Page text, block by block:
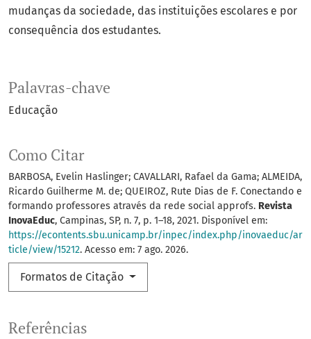
Palavras-chave
Educação
Como Citar
BARBOSA, Evelin Haslinger; CAVALLARI, Rafael da Gama; ALMEIDA,
Ricardo Guilherme M. de; QUEIROZ, Rute Dias de F. Conectando e
formando professores através da rede social approfs. Revista
InovaEduc, Campinas, SP, n. 7, p. 1–18, 2021. Disponível em:
https://econtents.sbu.unicamp.br/inpec/index.php/inovaeduc/ar
ticle/view/15212. Acesso em: 7 ago. 2026.
Formatos de Citação
mudanças da sociedade, das instituições escolares e por
consequência dos estudantes.
Referências